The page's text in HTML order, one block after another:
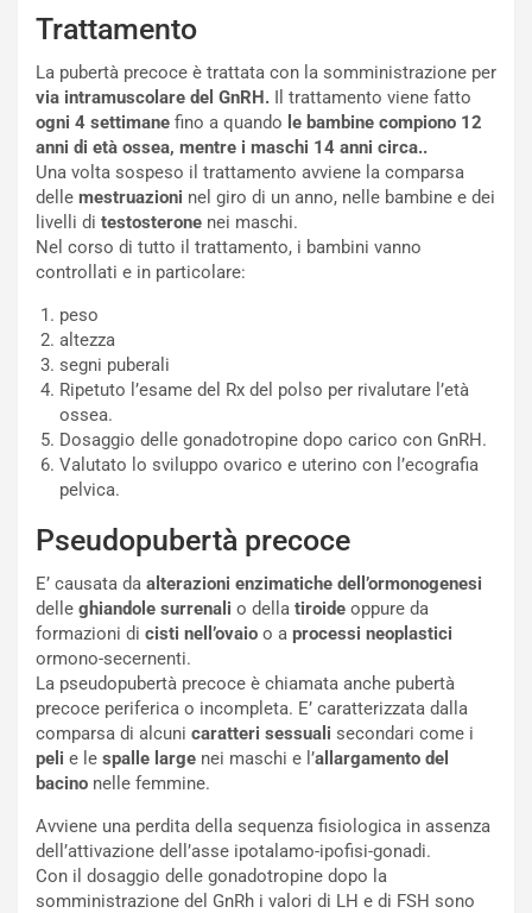
Trattamento
La pubertà precoce è trattata con la somministrazione per
via intramuscolare del GnRH. Il trattamento viene fatto
ogni 4 settimane fino a quando le bambine compiono 12
anni di età ossea, mentre i maschi 14 anni circa..
Una volta sospeso il trattamento avviene la comparsa
delle mestruazioni nel giro di un anno, nelle bambine e dei
livelli di testosterone nei maschi.
Nel corso di tutto il trattamento, i bambini vanno
controllati e in particolare:
peso
altezza
segni puberali
Ripetuto l’esame del Rx del polso per rivalutare l’età
ossea.
Dosaggio delle gonadotropine dopo carico con GnRH.
Valutato lo sviluppo ovarico e uterino con l’ecografia
pelvica.
Pseudopubertà precoce
E’ causata da alterazioni enzimatiche dell’ormonogenesi
delle ghiandole surrenali o della tiroide oppure da
formazioni di cisti nell’ovaio o a processi neoplastici
ormono-secernenti.
La pseudopubertà precoce è chiamata anche pubertà
precoce periferica o incompleta. E’ caratterizzata dalla
comparsa di alcuni caratteri sessuali secondari come i
peli e le spalle large nei maschi e l’allargamento del
bacino nelle femmine.
Avviene una perdita della sequenza fisiologica in assenza
dell’attivazione dell’asse ipotalamo-ipofisi-gonadi.
Con il dosaggio delle gonadotropine dopo la
somministrazione del GnRh i valori di LH e di FSH sono